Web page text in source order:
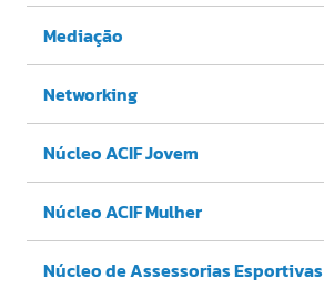
Mediação
Networking
Núcleo ACIF Jovem
Núcleo ACIF Mulher
Núcleo de Assessorias Esportivas